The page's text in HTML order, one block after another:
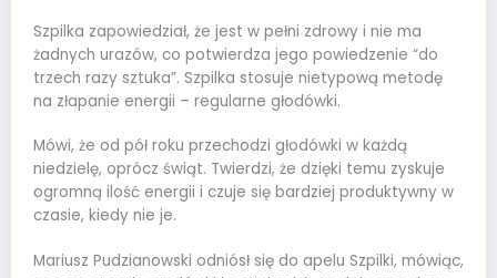
Szpilka zapowiedział, że jest w pełni zdrowy i nie ma
żadnych urazów, co potwierdza jego powiedzenie “do
trzech razy sztuka”. Szpilka stosuje nietypową metodę
na złapanie energii – regularne głodówki.
Mówi, że od pół roku przechodzi głodówki w każdą
niedzielę, oprócz świąt. Twierdzi, że dzięki temu zyskuje
ogromną ilość energii i czuje się bardziej produktywny w
czasie, kiedy nie je.
Mariusz Pudzianowski odniósł się do apelu Szpilki, mówiąc,